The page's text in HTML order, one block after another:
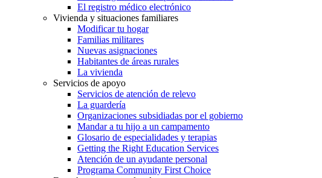
El registro médico electrónico
Vivienda y situaciones familiares
Modificar tu hogar
Familias militares
Nuevas asignaciones
Habitantes de áreas rurales
La vivienda
Servicios de apoyo
Servicios de atención de relevo
La guardería
Organizaciones subsidiadas por el gobierno
Mandar a tu hijo a un campamento
Glosario de especialidades y terapias
Getting the Right Education Services
Atención de un ayudante personal
Programa Community First Choice